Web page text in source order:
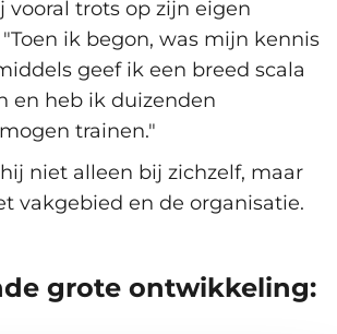
vooral trots op zijn eigen
"Toen ik begon, was mijn kennis
geef ik een breed scala
en heb ik duizenden
trainen."
niet alleen bij zichzelf, maar
vakgebied en de organisatie.
grote ontwikkeling: